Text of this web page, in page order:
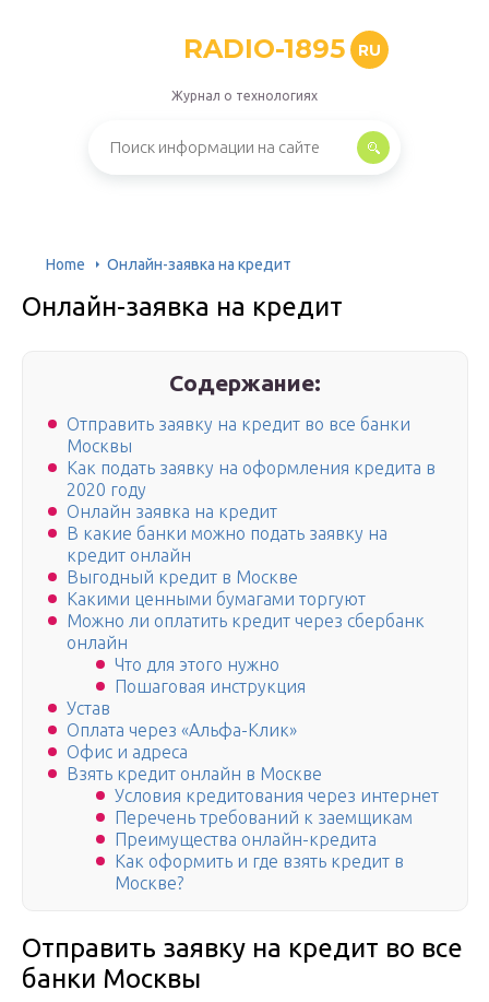
RADIO-1895 RU
Журнал о технологиях
Home Онлайн-заявка на кредит
Онлайн-заявка на кредит
Содержание:
Отправить заявку на кредит во все банки
Москвы
Как подать заявку на оформления кредита в
2020 году
Онлайн заявка на кредит
В какие банки можно подать заявку на
кредит онлайн
Выгодный кредит в Москве
Какими ценными бумагами торгуют
Можно ли оплатить кредит через сбербанк
онлайн
Что для этого нужно
Пошаговая инструкция
Устав
Оплата через «Альфа-Клик»
Офис и адреса
Взять кредит онлайн в Москве
Условия кредитования через интернет
Перечень требований к заемщикам
Преимущества онлайн-кредита
Как оформить и где взять кредит в
Москве?
Отправить заявку на кредит во все
банки Москвы